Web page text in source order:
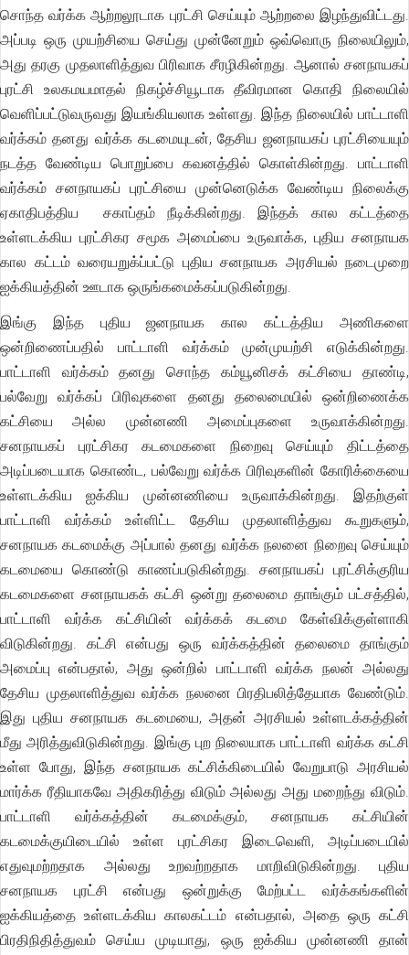
சொந்த வர்க்க ஆற்றலூடாக புரட்சி செய்யும் ஆற்றலை இழந்துவிட்டது.
அப்படி ஒரு முயற்சியை செய்து முன்னேறும் ஒவ்வொரு நிலையிலும்,
அது தரகு முதலாளித்துவ பிரிவாக சீரழிகின்றது. ஆனால் சனநாயகப்
புரட்சி உலகமயமாதல் நிகழ்ச்சியூடாக தீவிரமான கொதி நிலையில்
வெளிப்பட்டுவருவது இயங்கியலாக உள்ளது. இந்த நிலையில் பாட்டாளி
வர்க்கம் தனது வர்க்க கடமையுடன், தேசிய ஜனநாயகப் புரட்சியையும்
நடத்த வேண்டிய பொறுப்பை கவனத்தில் கொள்கின்றது. பாட்டாளி
வர்க்கம் சனநாயகப் புரட்சியை முன்னெடுக்க வேண்டிய நிலைக்கு
ஏகாதிபத்திய சகாப்தம் நீடிக்கின்றது. இந்தக் கால கட்டத்தை
உள்ளடக்கிய புரட்சிகர சமூக அமைப்பை உருவாக்க, புதிய சனநாயக
கால கட்டம் வரையறுக்ப்பட்டு புதிய சனநாயக அரசியல் நடைமுறை
ஐக்கியத்தின் ஊடாக ஒருங்கமைக்கப்படுகின்றது.
இங்கு இந்த புதிய ஜனநாயக கால கட்டத்திய அணிகளை
ஒன்றிணைப்பதில் பாட்டாளி வர்க்கம் முன்முயற்சி எடுக்கின்றது.
பாட்டாளி வர்க்கம் தனது சொந்த கம்யூனிசக் கட்சியை தாண்டி,
பல்வேறு வர்க்கப் பிரிவுகளை தனது தலைமையில் ஒன்றிணைக்க
கட்சியை அல்ல முன்னணி அமைப்புகளை உருவாக்கின்றது.
சனநாயகப் புரட்சிகர கடமைகளை நிறைவு செய்யும் திட்டத்தை
அடிப்படையாக கொண்ட, பல்வேறு வர்க்க பிரிவுகளின் கோரிக்கையை
உள்ளடக்கிய ஐக்கிய முன்னணியை உருவாக்கின்றது. இதற்குள்
பாட்டாளி வர்க்கம் உள்ளிட்ட தேசிய முதலாளித்துவ கூறுகளும்,
சனநாயக கடமைக்கு அப்பால் தனது வர்க்க நலனை நிறைவு செய்யும்
கடமையை கொண்டு காணப்படுகின்றது. சனநாயகப் புரட்சிக்குரிய
கடமைகளை சனநாயகக் கட்சி ஒன்று தலைமை தாங்கும் பட்சத்தில்,
பாட்டாளி வர்க்க கட்சியின் வர்க்கக் கடமை கேள்விக்குள்ளாகி
விடுகின்றது. கட்சி என்பது ஒரு வர்க்கத்தின் தலைமை தாங்கும்
அமைப்பு என்பதால், அது ஒன்றில் பாட்டாளி வர்க்க நலன் அல்லது
தேசிய முதலாளித்துவ வர்க்க நலனை பிரதிபலித்தேயாக வேண்டும்.
இது புதிய சனநாயக கடமையை, அதன் அரசியல் உள்ளடக்கத்தின்
மீது அரித்துவிடுகின்றது. இங்கு புற நிலையாக பாட்டாளி வர்க்க கட்சி
உள்ள போது, இந்த சனநாயக கட்சிக்கிடையில் வேறுபாடு அரசியல்
மார்க்க ரீதியாகவே அதிகரித்து விடும் அல்லது அது மறைந்து விடும்.
பாட்டாளி வர்க்கத்தின் கடமைக்கும், சனநாயக கட்சியின்
கடமைக்குயிடையில் உள்ள புரட்சிகர இடைவெளி, அடிப்படையில்
எதுவுமற்றதாக அல்லது உறவற்றதாக மாறிவிடுகின்றது. புதிய
சனநாயக புரட்சி என்பது ஒன்றுக்கு மேற்பட்ட வர்க்கங்களின்
ஐக்கியத்தை உள்ளடக்கிய காலகட்டம் என்பதால், அதை ஒரு கட்சி
பிரதிநிதித்துவம் செய்ய முடியாது, ஒரு ஐக்கிய முன்னணி தான்